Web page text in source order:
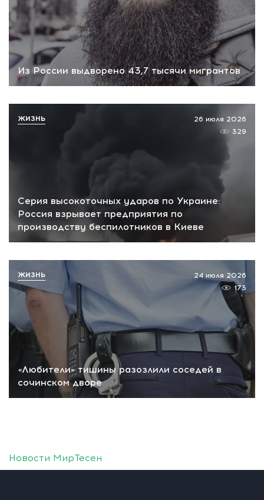
Из России выдворено 43,7 тысячи мигрантов
Серия высокоточных ударов по Украине:
Россия взрывает предприятия по
производству беспилотников в Киеве
26 июля 2026
329
ЖИЗНЬ
«Любители» тишины разозлили соседей в
сочинском дворе
24 июля 2026
173
ЖИЗНЬ
Новости МирТесен